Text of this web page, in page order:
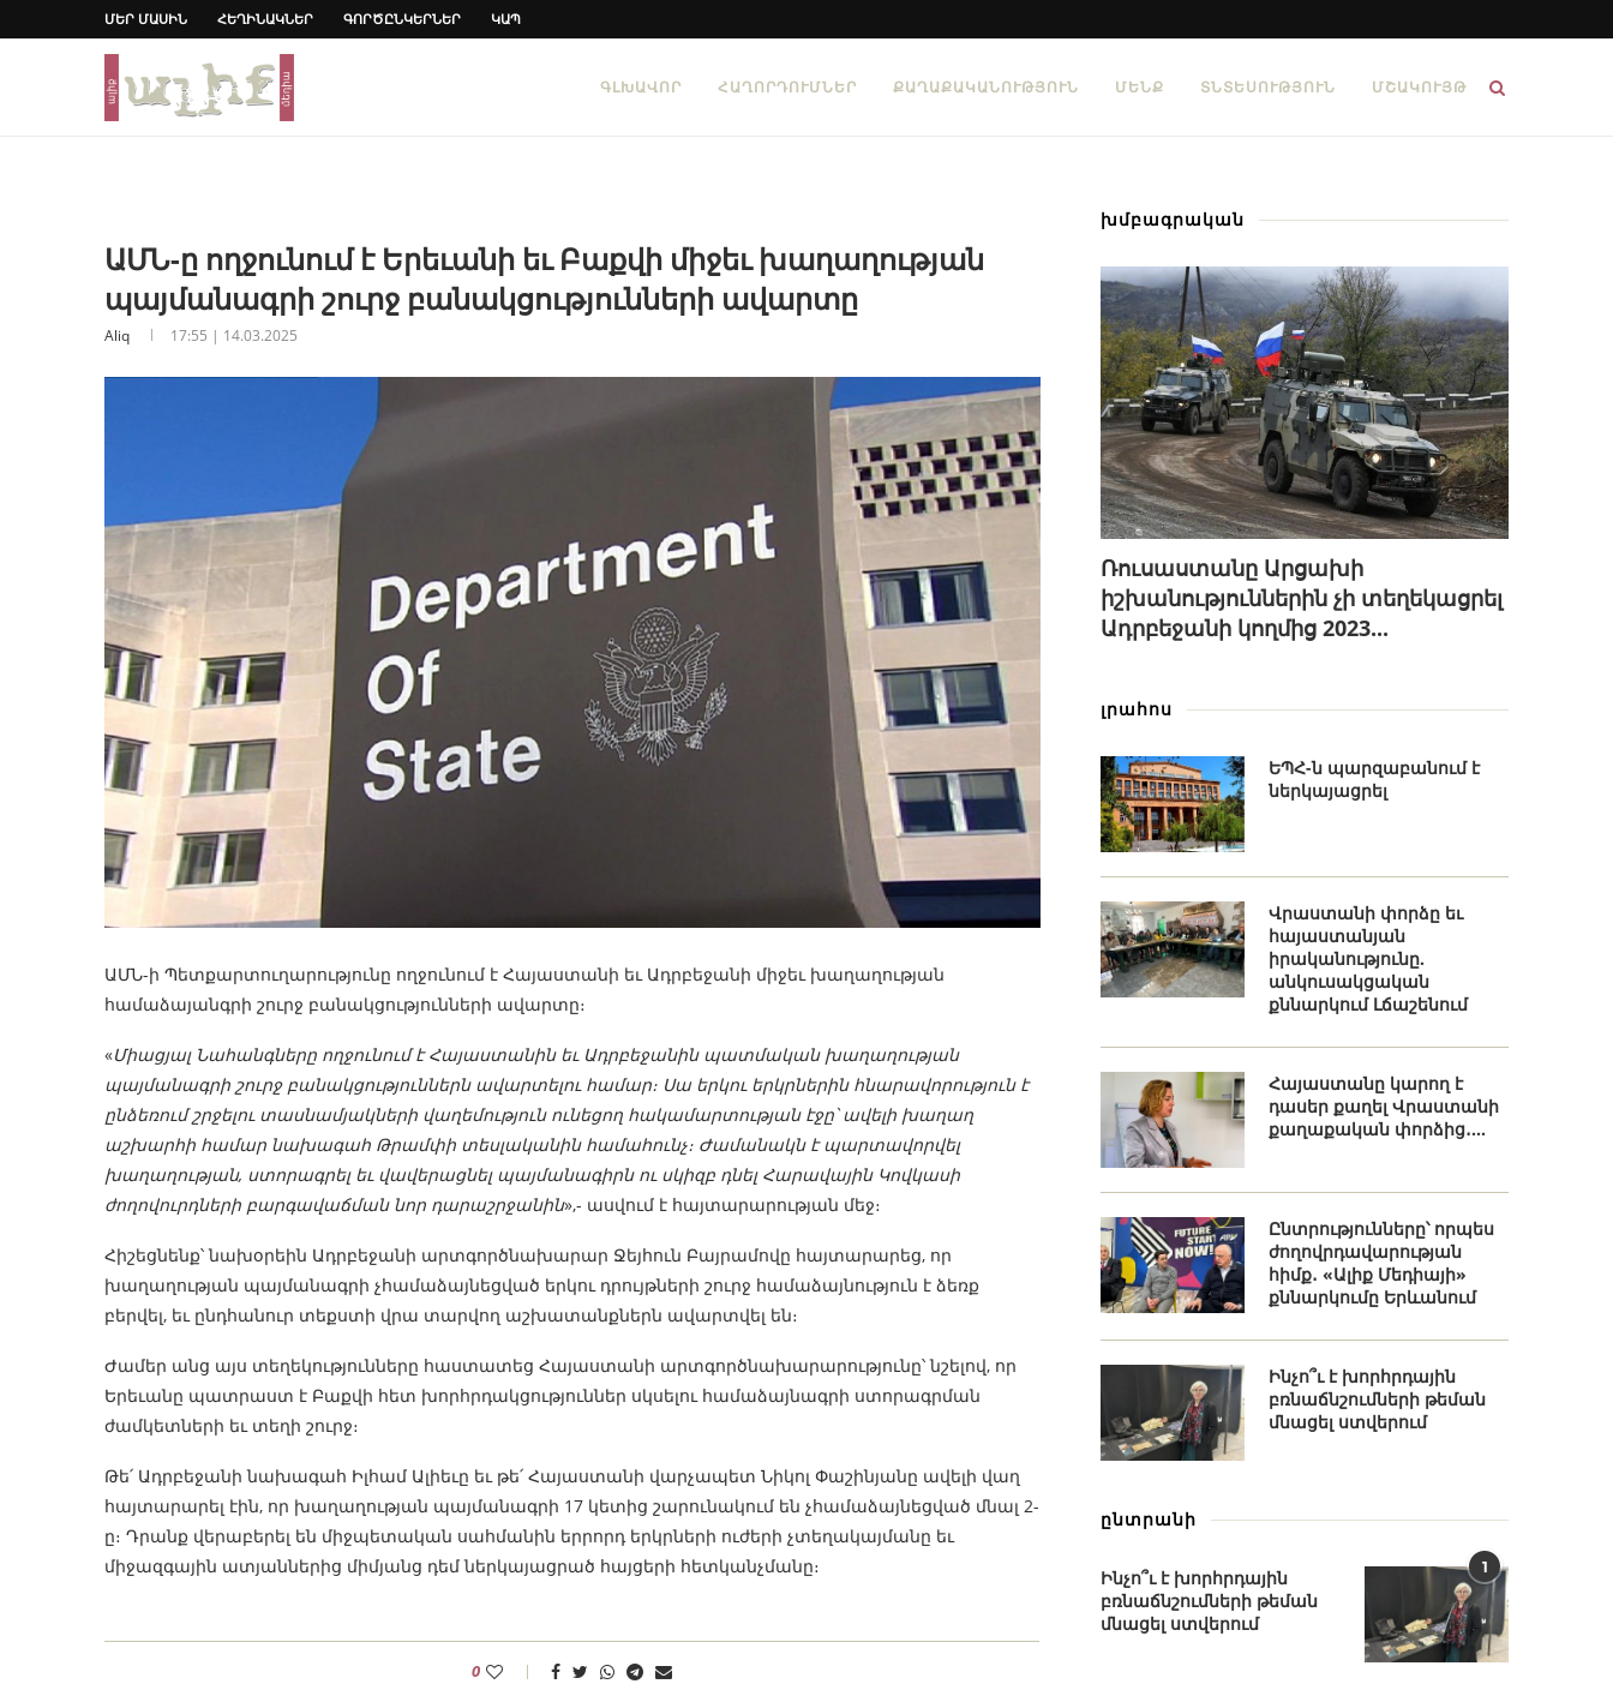
ՄԵՐ ՄԱՍԻՆ ՀԵՂԻՆԱԿՆԵՐ ԳՈՐԾԸՆԿԵՐՆԵՐ ԿԱՊ
ԳԼԽԱՎՈՐ ՀԱՂՈՐԴՈՒՄՆԵՐ ՔԱՂԱՔԱԿԱՆՈՒԹՅՈՒՆ ՄԵՆՔ ՏՆՏԵՍՈՒԹՅՈՒՆ ՄՇԱԿՈՒՅԹ
ԱՄՆ-ը ողջունում է Երեւանի եւ Բաքվի միջեւ խաղաղության
պայմանագրի շուրջ բանակցությունների ավարտը
Aliq 17:55 | 14.03.2025
ԱՄՆ-ի Պետքարտուղարությունը ողջունում է Հայաստանի եւ Ադրբեջանի միջեւ խաղաղության
համաձայանգրի շուրջ բանակցությունների ավարտը։
«Միացյալ Նահանգները ողջունում է Հայաստանին եւ Ադրբեջանին պատմական խաղաղության
պայմանագրի շուրջ բանակցություններն ավարտելու համար։ Սա երկու երկրներին հնարավորություն է
ընձեռում շրջելու տասնամյակների վաղեմություն ունեցող հակամարտության էջը՝ ավելի խաղաղ
աշխարհի համար նախագահ Թրամփի տեսլականին համահունչ։ Ժամանակն է պարտավորվել
խաղաղության, ստորագրել եւ վավերացնել պայմանագիրն ու սկիզբ դնել Հարավային Կովկասի
ժողովուրդների բարգավաճման նոր դարաշրջանին»,- ասվում է հայտարարության մեջ։
Հիշեցնենք՝ նախօրեին Ադրբեջանի արտգործնախարար Ջեյհուն Բայրամովը հայտարարեց, որ
խաղաղության պայմանագրի չհամաձայնեցված երկու դրույթների շուրջ համաձայնություն է ձեռք
բերվել, եւ ընդհանուր տեքստի վրա տարվող աշխատանքներն ավարտվել են։
Ժամեր անց այս տեղեկությունները հաստատեց Հայաստանի արտգործնախարարությունը՝ նշելով, որ
Երեւանը պատրաստ է Բաքվի հետ խորհրդակցություններ սկսելու համաձայնագրի ստորագրման
ժամկետների եւ տեղի շուրջ։
Թե՛ Ադրբեջանի նախագահ Իլհամ Ալիեւը եւ թե՛ Հայաստանի վարչապետ Նիկոլ Փաշինյանը ավելի վաղ
հայտարարել էին, որ խաղաղության պայմանագրի 17 կետից շարունակում են չհամաձայնեցված մնալ 2-
ը։ Դրանք վերաբերել են միջպետական սահմանին երրորդ երկրների ուժերի չտեղակայմանը եւ
միջազգային ատյաններից միմյանց դեմ ներկայացրած հայցերի հետկանչմանը։
0
խմբագրական
Ռուսաստանը Արցախի
իշխանություններին չի տեղեկացրել
Ադրբեջանի կողմից 2023...
լրահոս
ԵՊՀ-ն պարզաբանում է
ներկայացրել
Վրաստանի փորձը եւ
հայաստանյան
իրականությունը.
անկուսակցական
քննարկում Լճաշենում
Հայաստանը կարող է
դասեր քաղել Վրաստանի
քաղաքական փորձից․...
Ընտրությունները՝ որպես
ժողովրդավարության
հիմք․ «Ալիք Մեդիայի»
քննարկումը Երևանում
Ինչո՞ւ է խորհրդային
բռնաճնշումների թեման
մնացել ստվերում
ընտրանի
1
Ինչո՞ւ է խորհրդային
բռնաճնշումների թեման
մնացել ստվերում